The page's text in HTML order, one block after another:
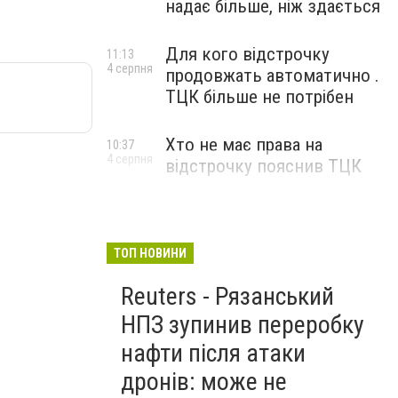
надає більше, ніж здається
Для кого відстрочку
продовжать автоматично .
ТЦК більше не потрібен
11:13
4 серпня
Хто не має права на
відстрочку пояснив ТЦК
10:37
4 серпня
ТОП НОВИНИ
Reuters - Рязанський
НПЗ зупинив переробку
нафти після атаки
дронів: може не